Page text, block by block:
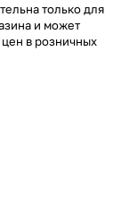
только для
и может
цен в розничных